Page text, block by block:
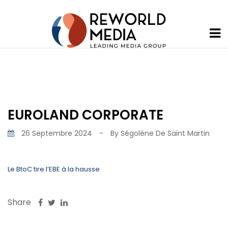
EUROLAND CORPORATE
26 Septembre 2024 - By Ségolène De Saint Martin
Le BtoC tire l’EBE à la hausse
Share